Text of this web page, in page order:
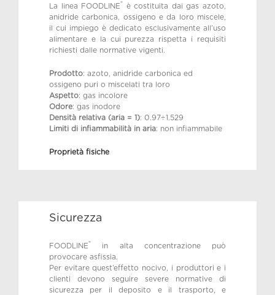
La linea FOODLINE® è costituita dai gas azoto,
anidride carbonica, ossigeno e da loro miscele,
il cui impiego è dedicato esclusivamente all’uso
alimentare e la cui purezza rispetta i requisiti
richiesti dalle normative vigenti.
Prodotto: azoto, anidride carbonica ed
ossigeno puri o miscelati tra loro
Aspetto: gas incolore
Odore: gas inodore
Densità relativa (aria = 1): 0.97÷1.529
Limiti di infiammabilità in aria: non infiammabile
Proprietà fisiche
Sicurezza
FOODLINE® in alta concentrazione può
provocare asfissia.
Per evitare quest’effetto nocivo, i produttori e i
clienti devono seguire severe normative di
sicurezza per il deposito e il trasporto, e